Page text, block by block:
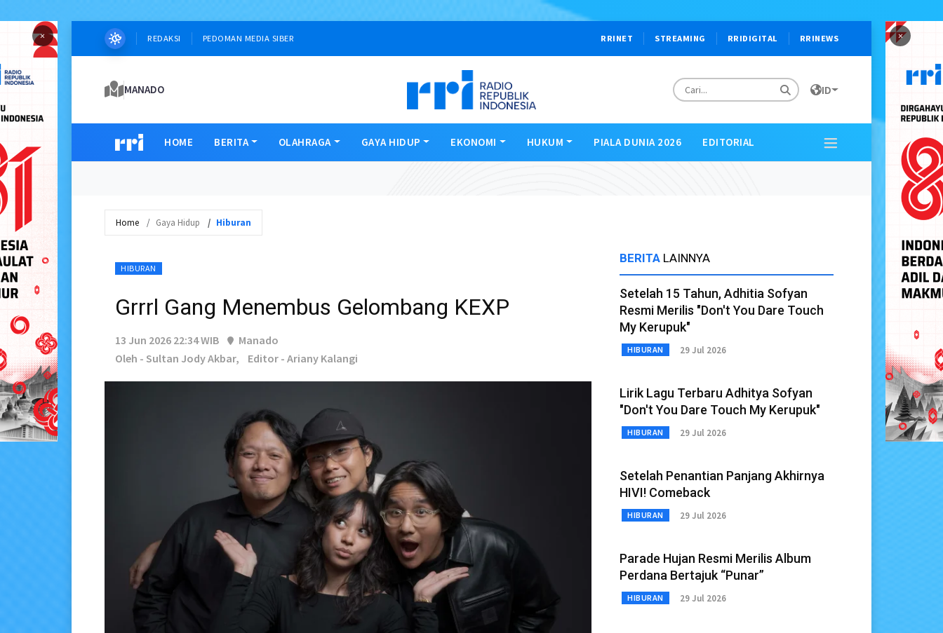
× ×
REDAKSI PEDOMAN MEDIA SIBER RRINET STREAMING RRIDIGITAL RRINEWS
MANADO ID
HOME BERITA OLAHRAGA GAYA HIDUP EKONOMI HUKUM PIALA DUNIA 2026 EDITORIAL
Home Gaya Hidup Hiburan
HIBURAN
Grrrl Gang Menembus Gelombang KEXP
13 Jun 2026 22:34 WIB
Manado
Oleh - Sultan Jody Akbar,
Editor - Ariany Kalangi
BERITA LAINNYA
Setelah 15 Tahun, Adhitia Sofyan
Resmi Merilis "Don't You Dare Touch
My Kerupuk"
HIBURAN 29 Jul 2026
Lirik Lagu Terbaru Adhitya Sofyan
"Don't You Dare Touch My Kerupuk"
HIBURAN 29 Jul 2026
Setelah Penantian Panjang Akhirnya
HIVI! Comeback
HIBURAN 29 Jul 2026
Parade Hujan Resmi Merilis Album
Perdana Bertajuk “Punar”
HIBURAN 29 Jul 2026